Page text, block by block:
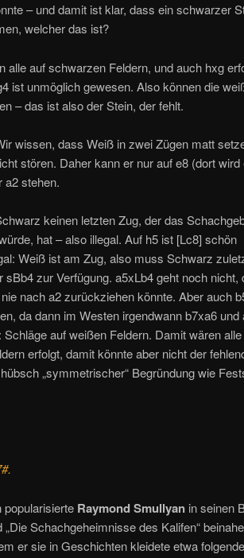
– und damit ist klar, dass ein schwarzer
welcher das ist?
alle auf schwarzen Feldern, und auch hxg
ist unmöglich gewesen. Also können die
– das ist also der Stein, der fehlt.
wissen, dass Weiß in zwei Zügen matt
stören. Daher kann er nur auf e8 (dort wird
a2 stehen.
keinen letzten Zug, der das
hat – also illegal. Auf h5 ist [Lc8] schön
Weiß ist am Zug, also muss Schwarz
zur Verfügung. a5xLb4 geht noch nicht,
nach a2 zurückziehen könnte. Aber auch
da dann im Westen irgendwann b7xa6 und
auf weißen Feldern. Damit wären alle
erfolgt, damit könnte aber nicht der
„symmetrischer“ Begründung wie
popularisierte Raymond Smullyanin seinen
Schachgeheimnisse des Kalifen“
er sie in Geschichten kleidete etwa